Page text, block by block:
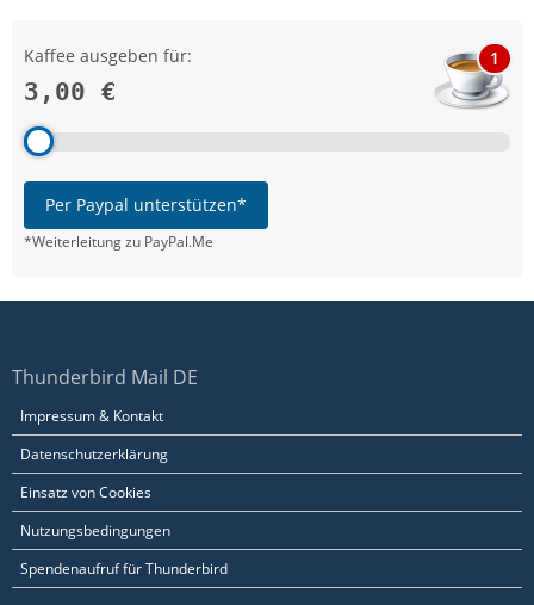
Kaffee ausgeben für:
3,00 €
1
Per Paypal unterstützen*
*Weiterleitung zu PayPal.Me
Thunderbird Mail DE
Impressum & Kontakt
Datenschutzerklärung
Einsatz von Cookies
Nutzungsbedingungen
Spendenaufruf für Thunderbird